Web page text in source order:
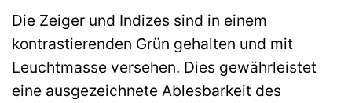
Die Zeiger und Indizes sind in einem
kontrastierenden Grün gehalten und mit
Leuchtmasse versehen. Dies gewährleistet
eine ausgezeichnete Ablesbarkeit des